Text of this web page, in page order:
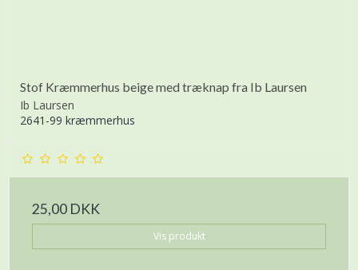
Stof Kræmmerhus beige med træknap fra Ib Laursen
Ib Laursen
2641-99 kræmmerhus
25,00 DKK
Vis produkt